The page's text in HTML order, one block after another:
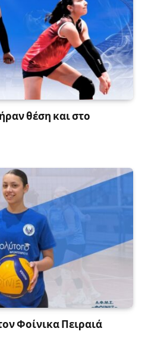
θέση και στο
Φοίνικα Πειραιά